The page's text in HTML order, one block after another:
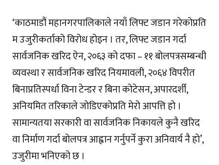
‘काठमाडौं महानगरपालिकाले नयाँ लिफ्ट जडान गरेकोप्रति
म उजुरीकर्ताको विरोध होइन । तर, लिफ्ट जडान गर्दा
सार्वजनिक खरिद ऐन, २०६३ को दफा – ११ बोलपत्रसम्बन्धी
व्यवस्था र सार्वजनिक खरिद नियमावली, २०६४ विपरीत
बिनाप्रतिस्पर्धा विना टेन्डर र बिना कोटेसन, अपारदर्शी,
अनियमित तरिकाले जोडिएकोप्रति मेरो आपत्ति हो ।
सामान्यतया सरकारी वा सार्वजनिक निकायले कुनै खरिद
वा निर्माण गर्दा बोलपत्र आह्वान गर्नुपर्ने कुरा अनिवार्य नै हो’,
उजुरीमा भनिएको छ ।